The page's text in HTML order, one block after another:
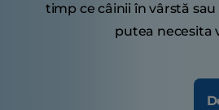
timp ce câinii în vârstă
putea necesita